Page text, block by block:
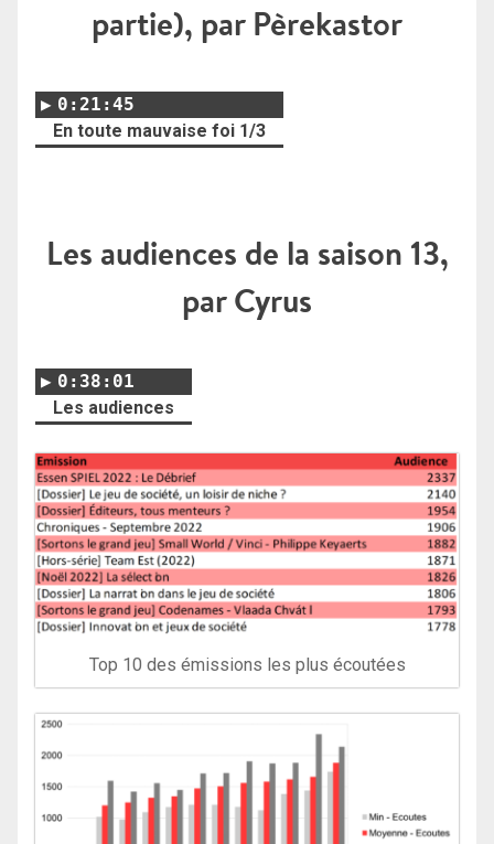
partie), par Pèrekastor
0:21:45
En toute mauvaise foi 1/3
Les audiences de la saison 13,
par Cyrus
0:38:01
Les audiences
Top 10 des émissions les plus écoutées